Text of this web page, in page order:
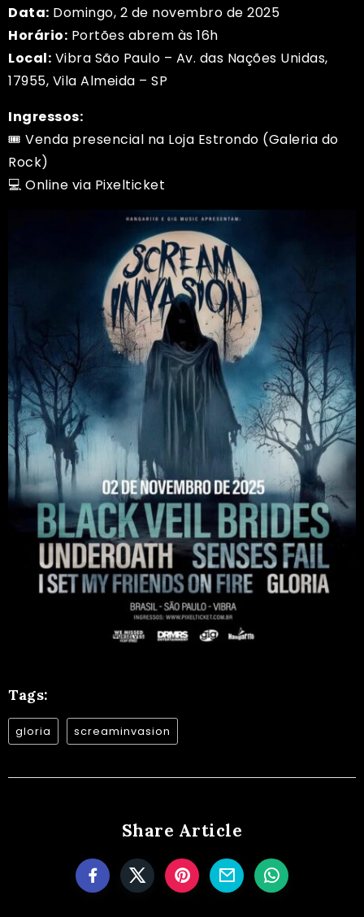
Data: Domingo, 2 de novembro de 2025
Horário: Portões abrem às 16h
Local: Vibra São Paulo – Av. das Nações Unidas,
17955, Vila Almeida – SP
Ingressos:
🎟️ Venda presencial na Loja Estrondo (Galeria do
Rock)
💻 Online via Pixelticket
Tags:
gloria screaminvasion
Share Article